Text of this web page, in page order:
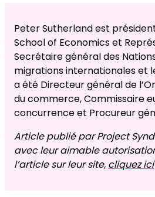
Peter Sutherland est
School of Economics et
Secrétaire général des
migrations internationales et
a été Directeur général de
du commerce, Commissaire
concurrence et Procureur
Article publié par Project
avec leur aimable
l’article sur leur site, cliquez ici